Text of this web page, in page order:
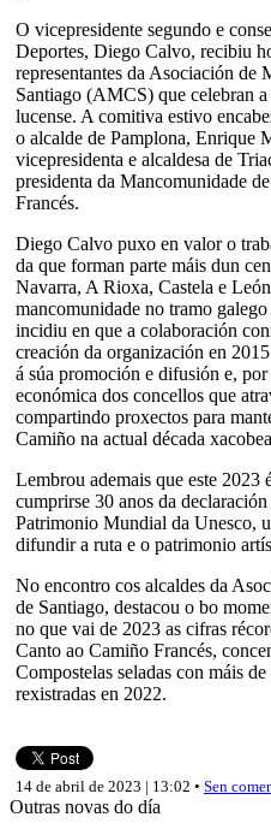
O vicepresidente segundo e
Deportes, Diego Calvo, recibiu
representantes da Asociación de
Santiago (AMCS) que celebran
lucense. A comitiva estivo
o alcalde de Pamplona, Enrique
vicepresidenta e alcaldesa de
presidenta da Mancomunidade
Francés.
Diego Calvo puxo en valor o
da que forman parte máis dun
Navarra, A Rioxa, Castela e
mancomunidade no tramo
incidiu en que a colaboración
creación da organización en
á súa promoción e difusión e,
económica dos concellos que
compartindo proxectos para
Camiño na actual década
Lembrou ademais que este 2023
cumprirse 30 anos da
Patrimonio Mundial da Unesco,
difundir a ruta e o patrimonio
No encontro cos alcaldes da
de Santiago, destacou o bo
no que vai de 2023 as cifras
Canto ao Camiño Francés,
Compostelas seladas con máis
rexistradas en 2022.
14 de abril de 2023 | 13:02 • Sen
Outras novas do día